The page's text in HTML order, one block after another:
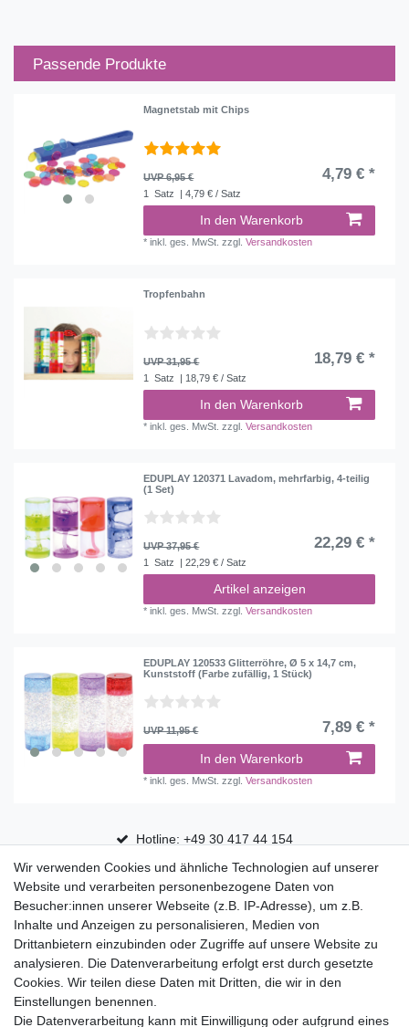
Passende Produkte
Magnetstab mit Chips
UVP 6,95 € 4,79 € *
1 Satz | 4,79 € / Satz
In den Warenkorb
*inkl. ges. MwSt. zzgl.Versandkosten
Tropfenbahn
UVP 31,95 € 18,79 € *
1 Satz | 18,79 € / Satz
In den Warenkorb
*inkl. ges. MwSt. zzgl.Versandkosten
EDUPLAY 120371 Lavadom, mehrfarbig, 4-teilig
(1 Set)
UVP 37,95 € 22,29 € *
1 Satz | 22,29 € / Satz
Artikel anzeigen
*inkl. ges. MwSt. zzgl.Versandkosten
EDUPLAY 120533 Glitterröhre, Ø 5 x 14,7 cm,
Kunststoff (Farbe zufällig, 1 Stück)
UVP 11,95 € 7,89 € *
In den Warenkorb
*inkl. ges. MwSt. zzgl.Versandkosten
Hotline: +49 30 417 44 154
30 Tage Rückgaberecht
Versandfrei ab 75 € in Deutschland
Top Marken
Eduplay
Folia Bringmann
Wir verwenden Cookies und ähnliche Technologien auf unserer
Website und verarbeiten personenbezogene Daten von
Besucher:innen unserer Webseite (z.B. IP-Adresse), um z.B.
Inhalte und Anzeigen zu personalisieren, Medien von
Drittanbietern einzubinden oder Zugriffe auf unsere Website zu
analysieren. Die Datenverarbeitung erfolgt erst durch gesetzte
Cookies. Wir teilen diese Daten mit Dritten, die wir in den
Einstellungen benennen.
Die Datenverarbeitung kann mit Einwilligung oder aufgrund eines